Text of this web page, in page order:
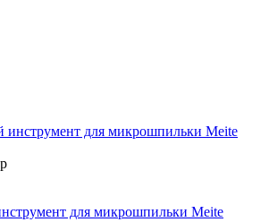
для микрошпильки Meite